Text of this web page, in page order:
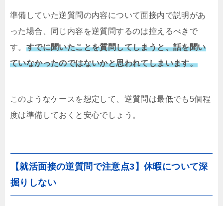
準備していた逆質問の内容について面接内で説明があ
った場合、同じ内容を逆質問するのは控えるべきで
す。 すでに聞いたことを質問してしまうと、話を聞い
ていなかったのではないかと思われてしまいます。
このようなケースを想定して、逆質問は最低でも5個程
度は準備しておくと安心でしょう。
【就活面接の逆質問で注意点3】休暇について深
掘りしない